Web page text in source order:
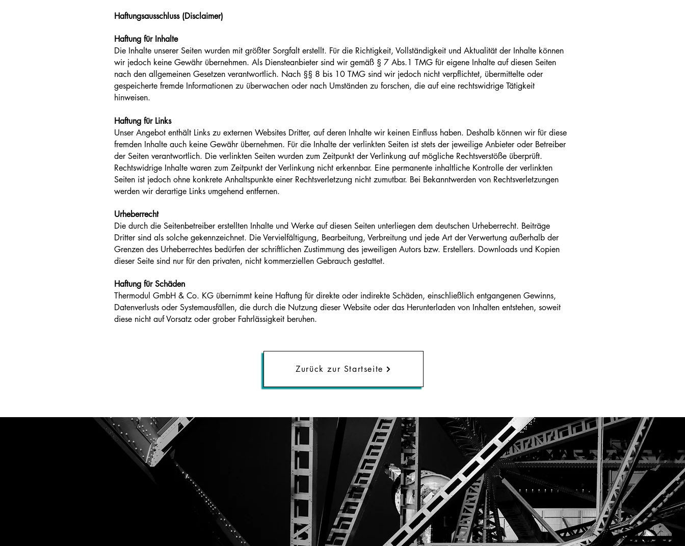
Haftungsausschluss (Disclaimer)
Haftung für Inhalte
Die Inhalte unserer Seiten wurden mit größter Sorgfalt erstellt. Für die Richtigkeit, Vollständigkeit und Aktualität der Inhalte können
wir jedoch keine Gewähr übernehmen. Als Diensteanbieter sind wir gemäß § 7 Abs.1 TMG für eigene Inhalte auf diesen Seiten
nach den allgemeinen Gesetzen verantwortlich. Nach §§ 8 bis 10 TMG sind wir jedoch nicht verpflichtet, übermittelte oder
gespeicherte fremde Informationen zu überwachen oder nach Umständen zu forschen, die auf eine rechtswidrige Tätigkeit
hinweisen.
Haftung für Links
Unser Angebot enthält Links zu externen Websites Dritter, auf deren Inhalte wir keinen Einfluss haben. Deshalb können wir für diese
fremden Inhalte auch keine Gewähr übernehmen. Für die Inhalte der verlinkten Seiten ist stets der jeweilige Anbieter oder Betreiber
der Seiten verantwortlich. Die verlinkten Seiten wurden zum Zeitpunkt der Verlinkung auf mögliche Rechtsverstöße überprüft.
Rechtswidrige Inhalte waren zum Zeitpunkt der Verlinkung nicht erkennbar. Eine permanente inhaltliche Kontrolle der verlinkten
Seiten ist jedoch ohne konkrete Anhaltspunkte einer Rechtsverletzung nicht zumutbar. Bei Bekanntwerden von Rechtsverletzungen
werden wir derartige Links umgehend entfernen.
Urheberrecht
Die durch die Seitenbetreiber erstellten Inhalte und Werke auf diesen Seiten unterliegen dem deutschen Urheberrecht. Beiträge
Dritter sind als solche gekennzeichnet. Die Vervielfältigung, Bearbeitung, Verbreitung und jede Art der Verwertung außerhalb der
Grenzen des Urheberrechtes bedürfen der schriftlichen Zustimmung des jeweiligen Autors bzw. Erstellers. Downloads und Kopien
dieser Seite sind nur für den privaten, nicht kommerziellen Gebrauch gestattet.
Haftung für Schäden
Thermodul GmbH & Co. KG übernimmt keine Haftung für direkte oder indirekte Schäden, einschließlich entgangenen Gewinns,
Datenverlusts oder Systemausfällen, die durch die Nutzung dieser Website oder das Herunterladen von Inhalten entstehen, soweit
diese nicht auf Vorsatz oder grober Fahrlässigkeit beruhen.
Zurück zur Startseite